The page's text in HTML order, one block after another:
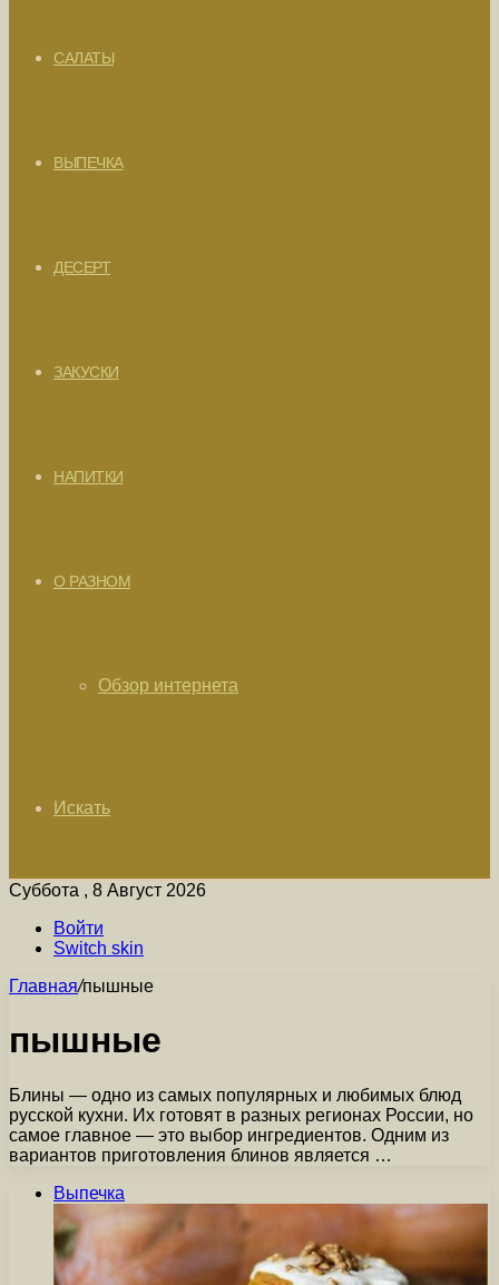
САЛАТЫ
ВЫПЕЧКА
ДЕСЕРТ
ЗАКУСКИ
НАПИТКИ
О РАЗНОМ
Обзор интернета
Искать
Суббота , 8 Август 2026
Войти
Switch skin
Главная/пышные
пышные
Блины — одно из самых популярных и любимых блюд
русской кухни. Их готовят в разных регионах России, но
самое главное — это выбор ингредиентов. Одним из
вариантов приготовления блинов является …
Выпечка